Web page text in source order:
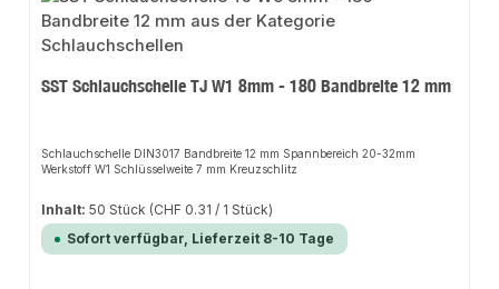
SST Schlauchschelle TJ W1 8mm - 180 Bandbreite 12 mm
Schlauchschelle DIN3017 Bandbreite 12 mm Spannbereich 20-32mm
Werkstoff W1 Schlüsselweite 7 mm Kreuzschlitz
Inhalt:50 Stück (CHF 0.31 / 1 Stück)
Sofort verfügbar, Lieferzeit 8-10 Tage